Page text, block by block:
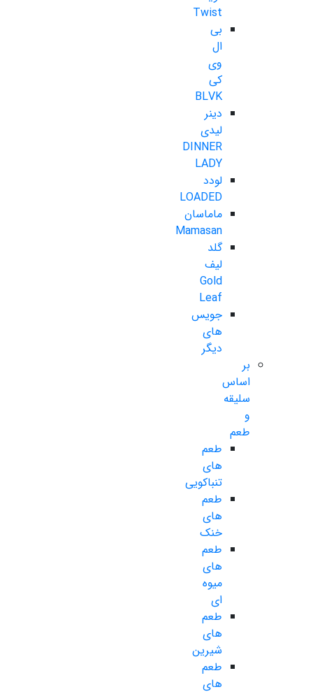
Twist
بی
ال
وی
کی
BLVK
دینر
لیدی
DINNER
LADY
لودد
LOADED
ماماسان
Mamasan
گلد
لیف
Gold
Leaf
جویس
های
دیگر
بر
اساس
سلیقه
و
طعم
طعم
های
تنباکویی
طعم
های
خنک
طعم
های
میوه
ای
طعم
های
شیرین
طعم
های